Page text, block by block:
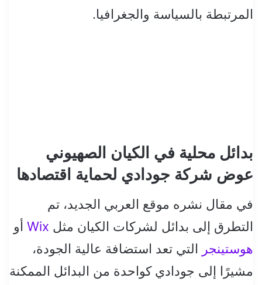
المرتبطة بالسياسة والجغرافيا.
بدائل محلية في الكيان الصهيوني
عوض شركة جودادي لحماية اقتصادها
في مقال نشره موقع العربي الجديد، تم
التطرق إلى بدائل لشركات الكيان مثل Wix أو
هوستينجر التي تعد استضافة عالية الجودة،
مشيرًا إلى جودادي كواحدة من البدائل الممكنة